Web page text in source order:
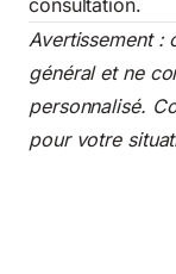
Avertissement :
général et ne
personnalisé.
pour votre